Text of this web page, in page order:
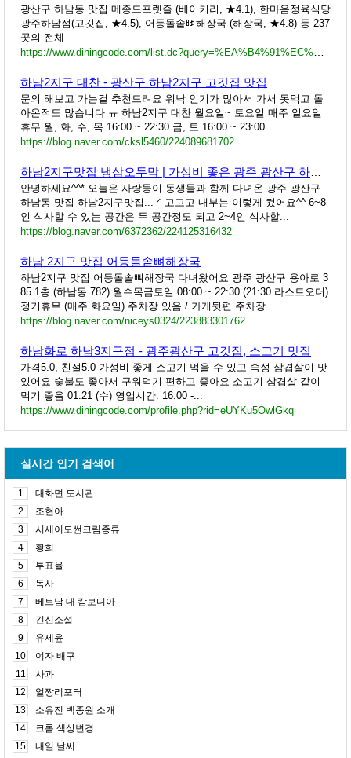
광산구 하남동 맛집 메종드프렛즐 (베이커리, ★4.1), 한마음정육식당
광주하남점(고깃집, ★4.5), 어등돌솥뼈해장국 (해장국, ★4.8) 등 237
곳의 전체
하남2지구 대찬 - 광산구 하남2지구 고깃집 맛집
문의 해보고 가는걸 추천드려요 워낙 인기가 많아서 가서 못먹고 돌
아온적도 많습니다 ㅠ 하남2지구 대찬 월요일~ 토요일 매주 일요일
휴무 월, 화, 수, 목 16:00 ~ 22:30 금, 토 16:00 ~ 23:00...
https://blog.naver.com/cksl5460/224089681702
안녕하세요^^* 오늘은 사랑둥이 동생들과 함께 다녀온 광주 광산구
하남동 맛집 하남2지구맛집... ᐟ 고고고 내부는 이렇게 컸어요^^ 6~8
인 식사할 수 있는 공간은 두 공간정도 되고 2~4인 식사할...
https://blog.naver.com/6372362/224125316432
하남 2지구 맛집 어등돌솥뼈해장국
하남2지구 맛집 어등돌솥뼈해장국 다녀왔어요 광주 광산구 용아로 3
85 1층 (하남동 782) 월수목금토일 08:00 ~ 22:30 (21:30 라스트오더)
정기휴무 (매주 화요일) 주차장 있음 / 가게뒷편 주차장...
https://blog.naver.com/niceys0324/223883301762
하남화로 하남3지구점 - 광주광산구 고깃집, 소고기 맛집
가격5.0, 친절5.0 가성비 좋게 소고기 먹을 수 있고 숙성 삼겹살이 맛
있어요 숯불도 좋아서 구워먹기 편하고 좋아요 소고기 삼겹살 같이
먹기 좋음 01.21 (수) 영업시간: 16:00 -...
https://www.diningcode.com/profile.php?rid=eUYKu5OwlGkq
실시간 인기 검색어
1
대화면 도서관
2
조현아
3
시세이도썬크림종류
4
황희
5
투표율
6
독사
7
베트남 대 캄보디아
8
긴신소설
9
유세윤
10
여자 배구
11
사과
12
얼짱리포터
13
소유진 백종원 소개
14
크롬 색상변경
15
내일 날씨